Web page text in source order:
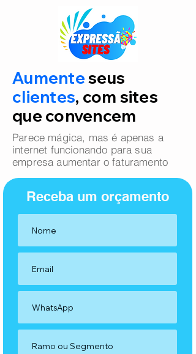
Aumenteseus
clientes, com sites
que convencem
Parece mágica, mas é apenas a
internet funcionando para sua
empresa aumentar o faturamento
Receba um orçamento